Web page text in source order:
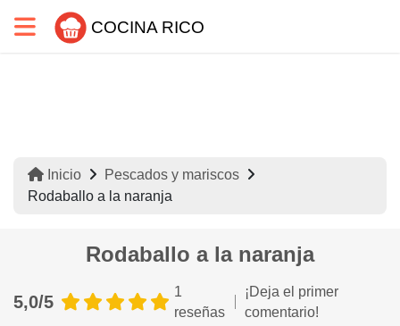
COCINA RICO
Inicio
Pescados y mariscos
Rodaballo a la naranja
Rodaballo a la naranja
5,0/5
1
reseñas
¡Deja el primer
comentario!